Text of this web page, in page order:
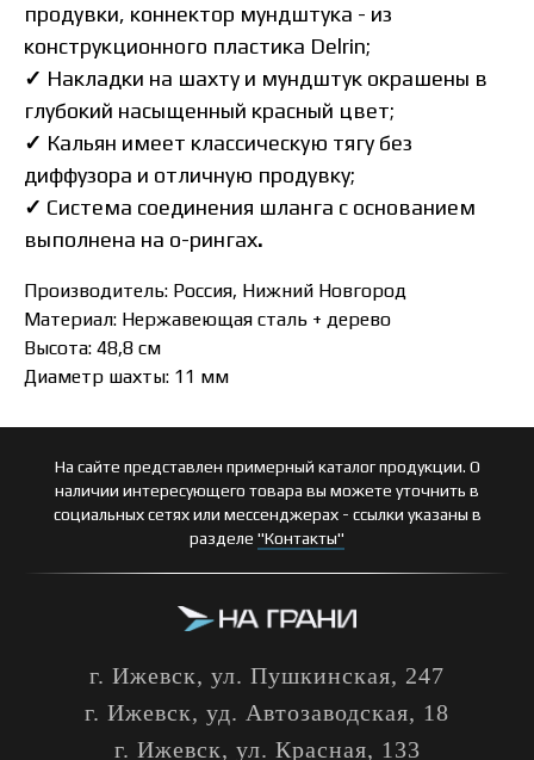
продувки, коннектор мундштука - из
конструкционного пластика Delrin;
✓ Накладки на шахту и мундштук окрашены в
глубокий насыщенный красный цвет;
✓ Кальян имеет классическую тягу без
диффузора и отличную продувку;
✓ Система соединения шланга с основанием
выполнена на о-рингах.
Производитель: Россия, Нижний Новгород
Материал: Нержавеющая сталь + дерево
Высота: 48,8 см
Диаметр шахты: 11 мм
На сайте представлен примерный каталог продукции. О
наличии интересующего товара вы можете уточнить в
социальных сетях или мессенджерах - ссылки указаны в
разделе "Контакты"
г. Ижевск, ул. Пушкинская, 247
г. Ижевск, уд. Автозаводская, 18
г. Ижевск, ул. Красная, 133